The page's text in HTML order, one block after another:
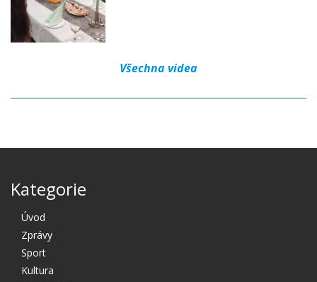
Všechna videa
Kategorie
Úvod
Zprávy
Sport
Kultura